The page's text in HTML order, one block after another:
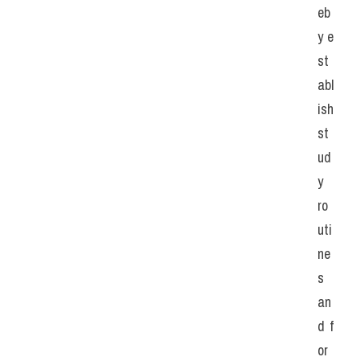
eb
y e
st
abl
ish
st
ud
y
ro
uti
ne
s
an
d f
or